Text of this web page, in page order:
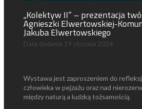
„Kolektyw II” – prezentacja
Agnieszki Elwertowskiej-
Jakuba Elwertowskiego
Data dodania 19 stycznia 2026
Wystawa jest zaproszeniem do
człowieka w pejzażu oraz nad
między naturą a ludzką tożsamością.